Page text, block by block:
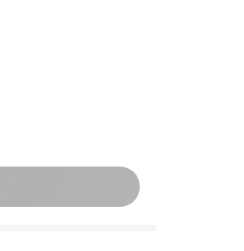
影盤遮瑕盤透明外盒(4色 / 8色 / 3色) –